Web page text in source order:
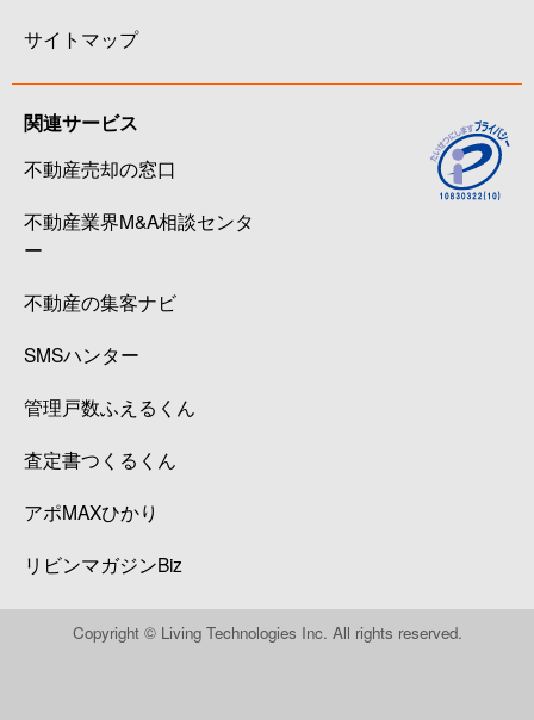
サイトマップ
関連サービス
不動産売却の窓口
不動産業界M&A相談センタ
ー
不動産の集客ナビ
SMSハンター
管理戸数ふえるくん
査定書つくるくん
アポMAXひかり
リビンマガジンBiz
Copyright © Living Technologies Inc. All rights reserved.